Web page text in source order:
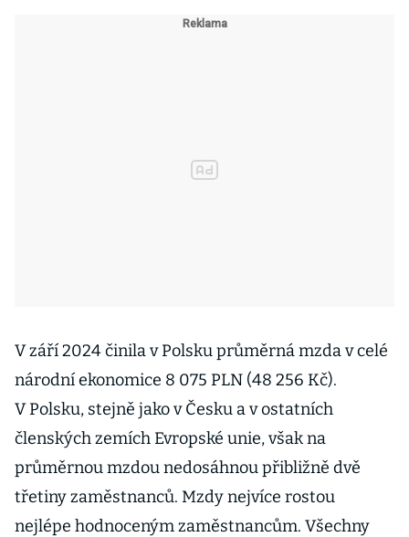
V září 2024 činila v Polsku průměrná mzda v celé
národní ekonomice 8 075 PLN (48 256 Kč).
V Polsku, stejně jako v Česku a v ostatních
členských zemích Evropské unie, však na
průměrnou mzdou nedosáhnou přibližně dvě
třetiny zaměstnanců. Mzdy nejvíce rostou
nejlépe hodnoceným zaměstnancům. Všechny